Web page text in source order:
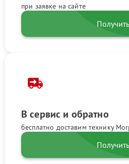
при заявке на сайте
Получить
В сервис и обратно
бесплатно доставим технику
Получить